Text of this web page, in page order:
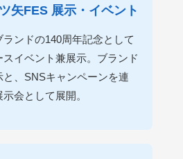
矢FES 展示・イベント
ンドの140周年記念として
イベント兼展示。ブランド
と、SNSキャンペーンを連
会として展開。